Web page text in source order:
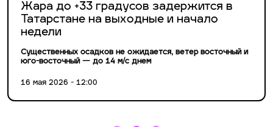
Жара до +33 градусов задержится в
Татарстане на выходные и начало
недели
Существенных осадков не ожидается, ветер восточный и
юго-восточный — до 14 м/с днем
16 мая 2026 - 12:00